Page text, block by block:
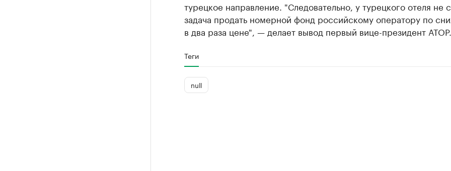
турецкое направление. "Следовательно, у турецкого отеля не
задача продать номерной фонд российскому оператору по
в два раза цене", — делает вывод первый вице-президент АТОР.
Теги
null